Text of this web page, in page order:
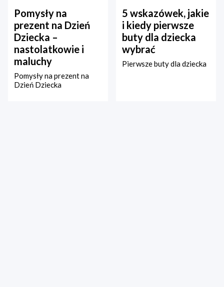
Pomysły na
prezent na Dzień
Dziecka –
nastolatkowie i
maluchy
Pomysły na prezent na
Dzień Dziecka
5 wskazówek, jakie
i kiedy pierwsze
buty dla dziecka
wybrać
Pierwsze buty dla dziecka